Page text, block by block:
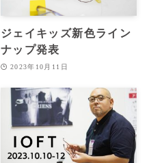
ジェイキッズ新色ライン
ナップ発表
2023年10月11日